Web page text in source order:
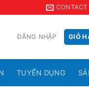
CONTACT
ĐĂNG NHẬP GIỎ
TUYỂN DỤNG